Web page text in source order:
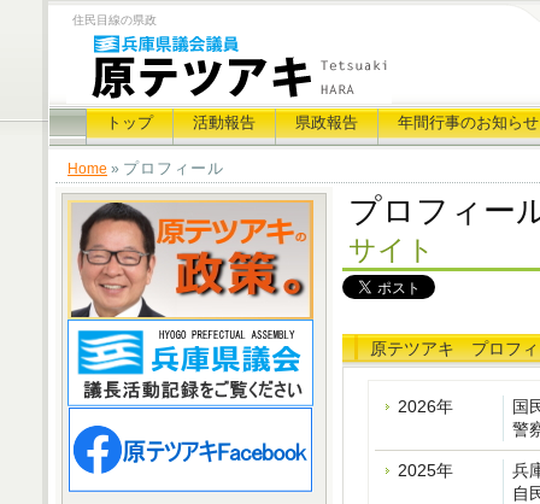
住民目線の県政
トップ 活動報告 県政報告 年間行事のお知らせ
Home » プロフィール
プロフィー
サイト
原テツアキ プロフィ
2026年
国
警
2025年
兵
自